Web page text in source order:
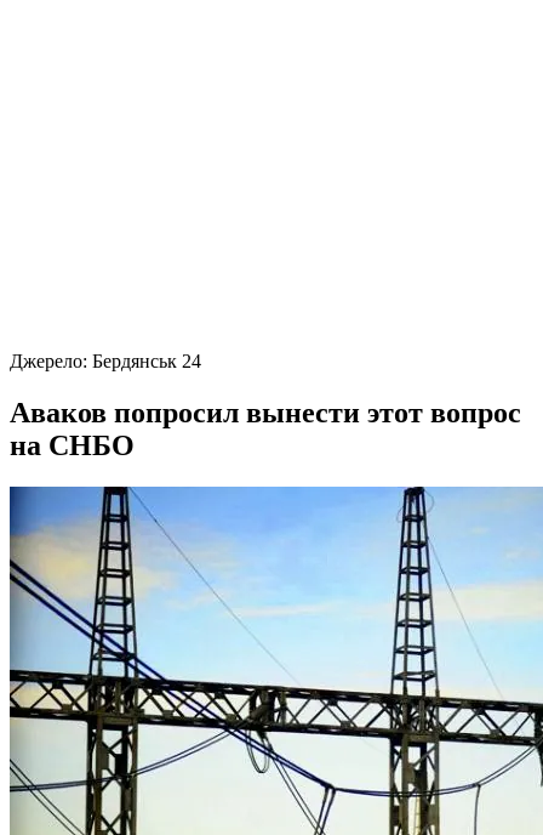
Джерело: Бердянськ 24
Аваков попросил вынести этот вопрос
на СНБО